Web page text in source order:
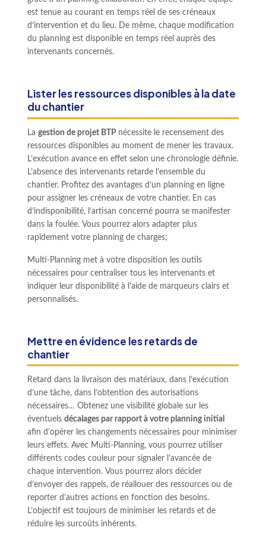
est tenue au courant en temps réel de ses créneaux
d’intervention et du lieu. De même, chaque modification
du planning est disponible en temps réel auprès des
intervenants concernés.
Lister les ressources disponibles à la date
du chantier
La gestion de projet BTP nécessite le recensement des
ressources disponibles au moment de mener les travaux.
L’exécution avance en effet selon une chronologie définie.
L’absence des intervenants retarde l’ensemble du
chantier. Profitez des avantages d’un planning en ligne
pour assigner les créneaux de votre chantier. En cas
d’indisponibilité, l’artisan concerné pourra se manifester
dans la foulée. Vous pourrez alors adapter plus
rapidement votre planning de charges;
Multi-Planning met à votre disposition les outils
nécessaires pour centraliser tous les intervenants et
indiquer leur disponibilité à l’aide de marqueurs clairs et
personnalisés.
Mettre en évidence les retards de
chantier
Retard dans la livraison des matériaux, dans l’exécution
d’une tâche, dans l’obtention des autorisations
nécessaires… Obtenez une visibilité globale sur les
éventuels décalages par rapport à votre planning initial
afin d’opérer les changements nécessaires pour minimiser
leurs effets. Avec Multi-Planning, vous pourrez utiliser
différents codes couleur pour signaler l’avancée de
chaque intervention. Vous pourrez alors décider
d’envoyer des rappels, de réallouer des ressources ou de
reporter d’autres actions en fonction des besoins.
L’objectif est toujours de minimiser les retards et de
réduire les surcoûts inhérents.